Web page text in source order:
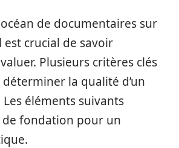
de documentaires sur
est crucial de savoir
Plusieurs critères clés
la qualité d’un
éléments suivants
fondation pour un